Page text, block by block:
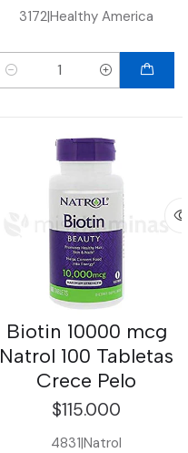
3172|Healthy America
Cantidad
Biotin 10000 mcg
Natrol 100 Tabletas
Crece Pelo
$115.000
4831|Natrol